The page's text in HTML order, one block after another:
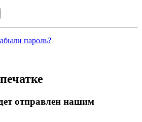
пароль?
отправлен нашим